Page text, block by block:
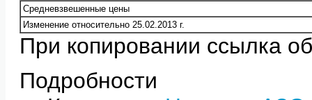
Средневзвешенные цены
Изменение относительно 25.02.2013 г.
При копировании ссылка
Подробности